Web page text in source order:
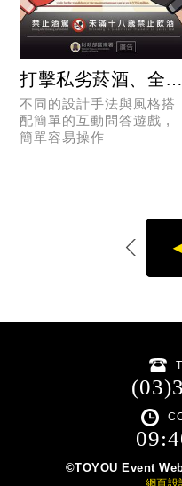
Read more
打擊私劣菸酒、全民動起來
不同的設計手法與風格搭
配簡單的互動問答遊戲 ,
簡單容易操作
©TOYOU Event
網頁設